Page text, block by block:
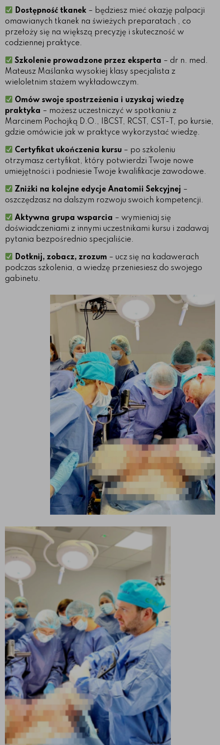
Dostępność tkanek– będziesz mieć okazję palpacji
omawianych tkanek na świeżych preparatach , co
przełoży się na większą precyzję i skuteczność w
codziennej praktyce.
Szkolenie prowadzone przez eksperta – dr n. med.
Mateusz Maślanka wysokiej klasy specjalista z
wieloletnim stażem wykładowczym.
Omów swoje spostrzeżenia i uzyskaj wiedzę
praktyka – możesz uczestniczyć w spotkaniu z
Marcinem Pochojką D.O., IBCST, RCST, CST-T, po kursie,
gdzie omówicie jak w praktyce wykorzystać wiedzę.
Certyfikat ukończenia kursu– po szkoleniu
otrzymasz certyfikat, który potwierdzi Twoje nowe
umiejętności i podniesie Twoje kwalifikacje zawodowe.
Zniżki na kolejne edycje Anatomii Sekcyjnej –
oszczędzasz na dalszym rozwoju swoich kompetencji.
Aktywna grupa wsparcia – wymieniaj się
doświadczeniami z innymi uczestnikami kursu i zadawaj
pytania bezpośrednio specjaliście.
Dotknij, zobacz, zrozum – ucz się na kadawerach
podczas szkolenia, a wiedzę przeniesiesz do swojego
gabinetu.